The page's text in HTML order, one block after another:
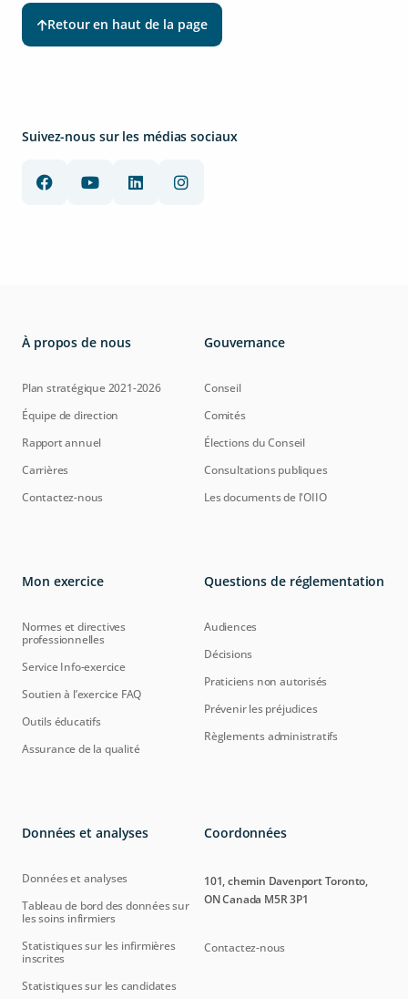
Retour en haut de la page
Suivez-nous sur les médias sociaux
À propos de nous
Plan stratégique 2021-2026
Équipe de direction
Rapport annuel
Carrières
Contactez-nous
Gouvernance
Conseil
Comités
Élections du Conseil
Consultations publiques
Les documents de l'OIIO
Mon exercice
Normes et directives
professionnelles
Service Info-exercice
Soutien à l’exercice FAQ
Outils éducatifs
Assurance de la qualité
Questions de réglementation
Audiences
Décisions
Praticiens non autorisés
Prévenir les préjudices
Règlements administratifs
Données et analyses
Données et analyses
Tableau de bord des données sur
les soins infirmiers
Statistiques sur les infirmières
inscrites
Statistiques sur les candidates
Coordonnées
101, chemin Davenport Toronto,
ON Canada M5R 3P1
Contactez-nous